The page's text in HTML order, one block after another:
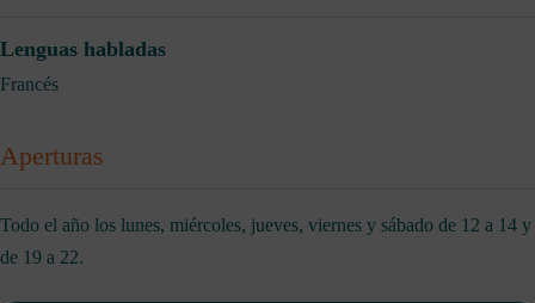
Lenguas habladas
Francés
Aperturas
Todo el año los lunes, miércoles, jueves, viernes y sábado de 12 a 14 y
de 19 a 22.